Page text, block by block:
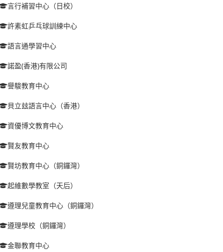
言行補習中心（日校）
許素虹乒乓球訓練中心
語言通學習中心
諾盈(香港)有限公司
譽駿教育中心
貝立玆語言中心（香港）
資優博文教育中心
賢友教育中心
賢坊教育中心（銅鑼灣）
起維數學教室（天后）
遵理兒童教育中心（銅鑼灣）
遵理學校（銅鑼灣）
金聯教育中心